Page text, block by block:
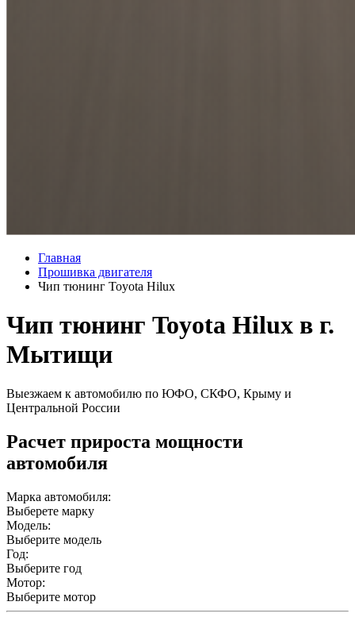
Главная
Прошивка двигателя
Чип тюнинг Toyota Hilux
Чип тюнинг Toyota Hilux в г.
Мытищи
Выезжаем к автомобилю по ЮФО, СКФО, Крыму и
Центральной России
Расчет прироста мощности
автомобиля
Марка автомобиля:
Выберете марку
Модель:
Выберите модель
Год:
Выберите год
Мотор:
Выберите мотор